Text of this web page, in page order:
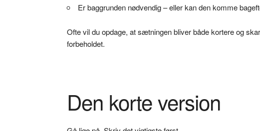
Er baggrunden nødvendig – eller kan den komme
Ofte vil du opdage, at sætningen bliver både kortere og
forbeholdet.
Den korte version